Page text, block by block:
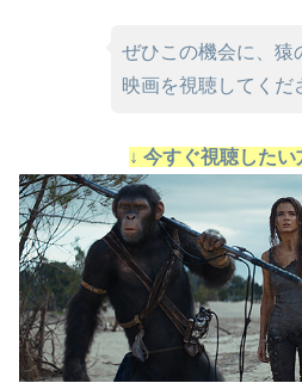
ぜひこの機会に、
映画を視聴してくだ
↓ 今すぐ視聴したい